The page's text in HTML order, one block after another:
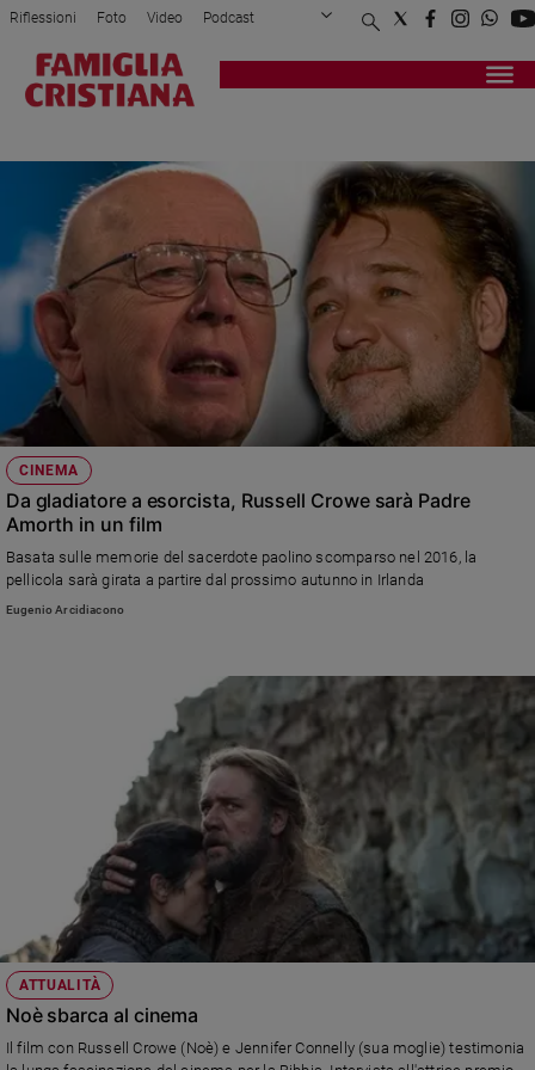
Attualità
Mondo
Economia
Legalità
e
giustizia
Sport
Interviste
Papa
Papa
Chiesa
Chiesa
giorno
Società
e
valori
Riflessioni Foto Video Podcast
Privacy Policy Chi siamo
Registrati Redazione
CINEMA
Da gladiatore a esorcista, Russell Crowe sarà Padre
Amorth in un film
Basata sulle memorie del sacerdote paolino scomparso nel 2016, la
pellicola sarà girata a partire dal prossimo autunno in Irlanda
Eugenio Arcidiacono
ATTUALITÀ
Noè sbarca al cinema
Il film con Russell Crowe (Noè) e Jennifer Connelly (sua moglie) testimonia